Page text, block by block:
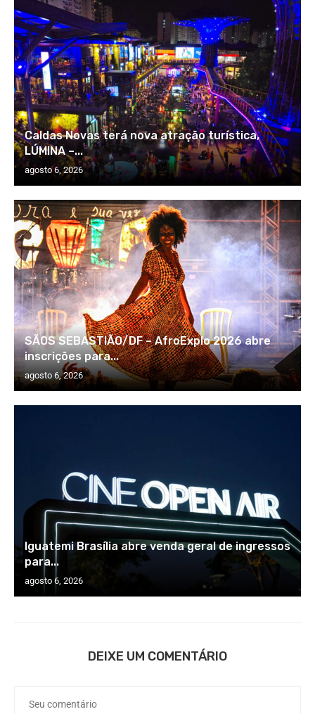
Caldas Novas terá nova atração turística,
LÚMINA –...
agosto 6, 2026
SÃOS SEBASTIÃO/DF – AfroExplo 2026 abre
inscrições para...
agosto 6, 2026
Iguatemi Brasília abre venda geral de ingressos
para...
agosto 6, 2026
DEIXE UM COMENTÁRIO